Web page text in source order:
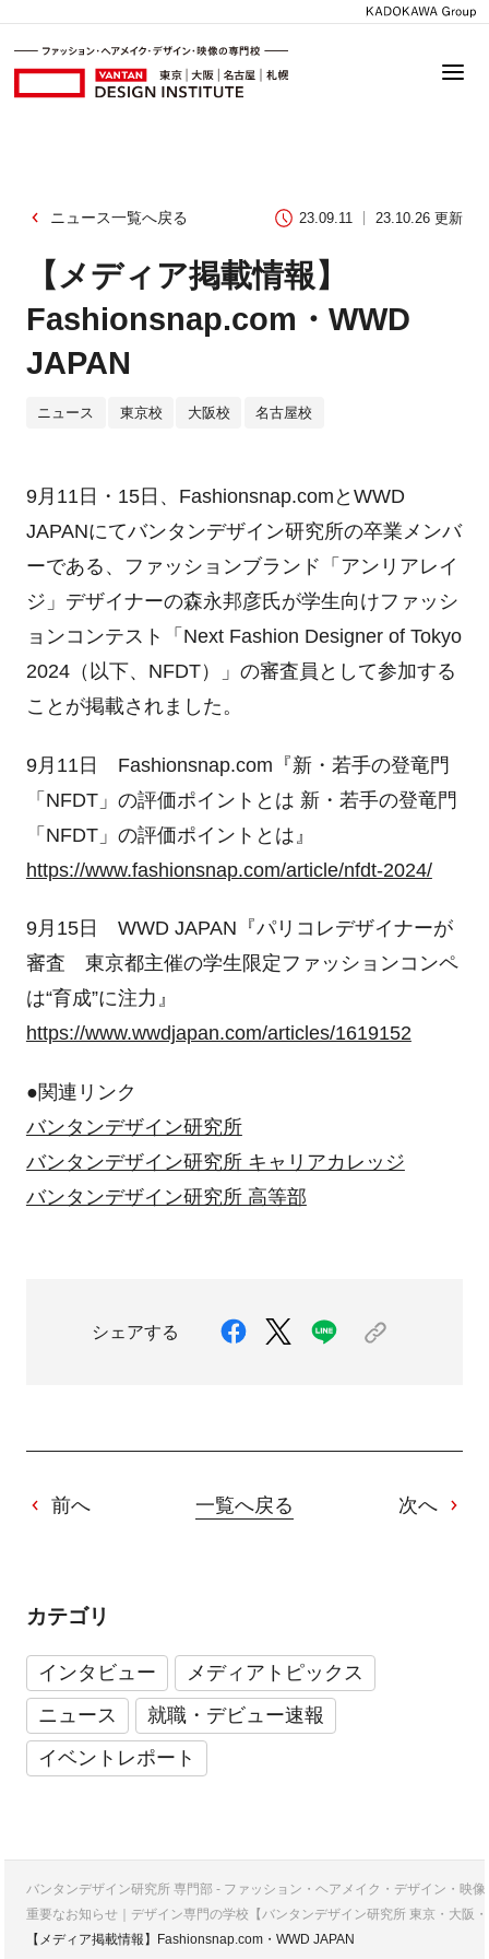
ニュース一覧へ戻る 23.09.11 23.10.26 更新
【メディア掲載情報】
Fashionsnap.com・WWD
JAPAN
ニュース 東京校 大阪校 名古屋校
9月11日・15日、Fashionsnap.comとWWD
JAPANにてバンタンデザイン研究所の卒業メンバ
ーである、ファッションブランド「アンリアレイ
ジ」デザイナーの森永邦彦氏が学生向けファッシ
ョンコンテスト「Next Fashion Designer of Tokyo
2024（以下、NFDT）」の審査員として参加する
ことが掲載されました。
9月11日 Fashionsnap.com『新・若手の登竜門
「NFDT」の評価ポイントとは 新・若手の登竜門
「NFDT」の評価ポイントとは』
https://www.fashionsnap.com/article/nfdt-2024/
9月15日 WWD JAPAN『パリコレデザイナーが
審査 東京都主催の学生限定ファッションコンペ
は“育成”に注力』
https://www.wwdjapan.com/articles/1619152
●関連リンク
バンタンデザイン研究所
バンタンデザイン研究所 キャリアカレッジ
バンタンデザイン研究所 高等部
シェアする
前へ 一覧へ戻る 次へ
カテゴリ
インタビュー
メディアトピックス
ニュース
就職・デビュー速報
イベントレポート
バンタンデザイン研究所 専門部 - ファッション・ヘアメイク・デザイン・映
重要なお知らせ｜デザイン専門の学校【バンタンデザイン研究所 東京・大阪
【メディア掲載情報】Fashionsnap.com・WWD JAPAN